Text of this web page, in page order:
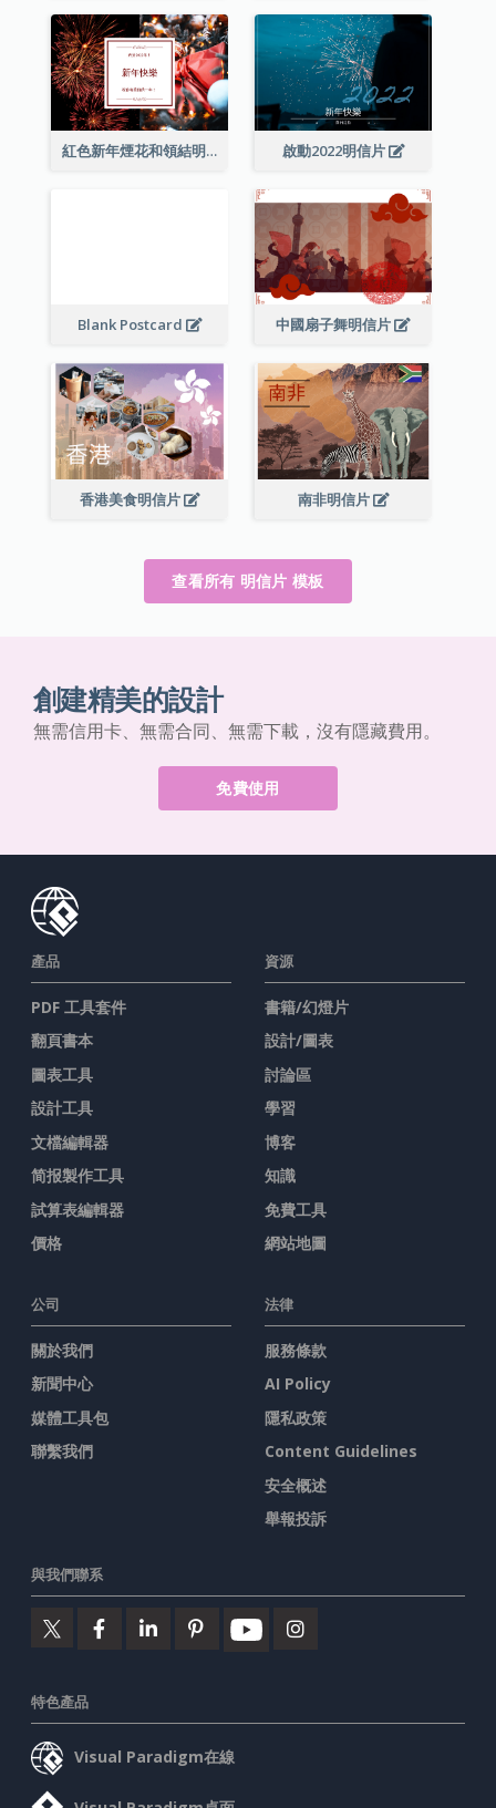
紅色新年煙花和領結明信片 啟動2022明信片
Blank Postcard 中國扇子舞明信片
香港美食明信片 南非明信片
查看所有 明信片 模板
創建精美的設計
無需信用卡、無需合同、無需下載，沒有隱藏費用。
免費使用
產品
PDF 工具套件
翻頁書本
圖表工具
設計工具
文檔編輯器
简报製作工具
試算表編輯器
價格
資源
書籍/幻燈片
設計/圖表
討論區
學習
博客
知識
免費工具
網站地圖
公司
關於我們
新聞中心
媒體工具包
聯繫我們
法律
服務條款
AI Policy
隱私政策
Content Guidelines
安全概述
舉報投訴
與我們聯系
特色產品
Visual Paradigm在線